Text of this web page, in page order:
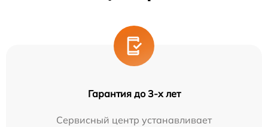
Гарантия до 3-х лет
Сервисный центр устанавливает